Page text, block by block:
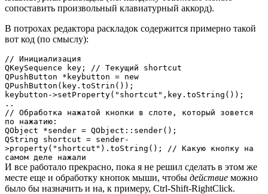
сопоставить произвольный клавиатурный аккорд).
В потрохах редактора раскладок содержится примерно такой
вот код (по смыслу):
// Инициализация
QKeySequence key; // Текущий shortcut
QPushButton *keybutton = new
QPushButton(key.toStrin());
keybutton->setProperty("shortcut",key.toString());
..
// Обработка нажатой кнопки в слоте, который зовется
по нажатию:
QObject *sender = QObject::sender();
QString shortcut = sender-
>property("shortcut").toString(); // Какую кнопку на
самом деле нажали
И все работало прекрасно, пока я не решил сделать в этом же
месте еще и обработку кнопок мыши, чтобы действие можно
было бы назначить и на, к примеру, Ctrl-Shift-RightClick.